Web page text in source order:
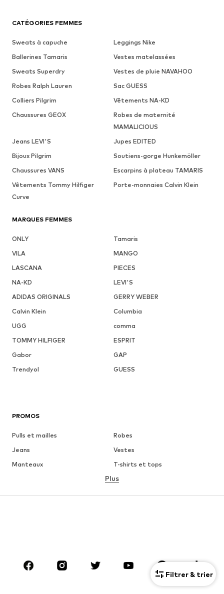
Filtrer & trier
CATÉGORIES FEMMES
Sweats à capuche
Leggings Nike
Ballerines Tamaris
Vestes matelassées
Sweats Superdry
Vestes de pluie NAVAHOO
Robes Ralph Lauren
Sac GUESS
Colliers Pilgrim
Vêtements NA-KD
Chaussures GEOX
Robes de maternité
MAMALICIOUS
Jeans LEVI'S
Jupes EDITED
Bijoux Pilgrim
Soutiens-gorge Hunkemöller
Chaussures VANS
Escarpins à plateau TAMARIS
Vêtements Tommy Hilfiger
Curve
Porte-monnaies Calvin Klein
MARQUES FEMMES
ONLY
Tamaris
VILA
MANGO
LASCANA
PIECES
NA-KD
LEVI'S
ADIDAS ORIGINALS
GERRY WEBER
Calvin Klein
Columbia
UGG
comma
TOMMY HILFIGER
ESPRIT
Gabor
GAP
Trendyol
GUESS
PROMOS
Pulls et mailles
Robes
Jeans
Vestes
Manteaux
T-shirts et tops
Lingerie
Jupes
Blouses et tuniques
Accessoires
Premium
Plus